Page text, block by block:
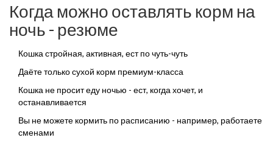
Когда можно оставлять корм на
ночь - резюме
Кошка стройная, активная, ест по чуть-чуть
Даёте только сухой корм премиум-класса
Кошка не просит еду ночью - ест, когда хочет, и
останавливается
Вы не можете кормить по расписанию - например, работаете
сменами